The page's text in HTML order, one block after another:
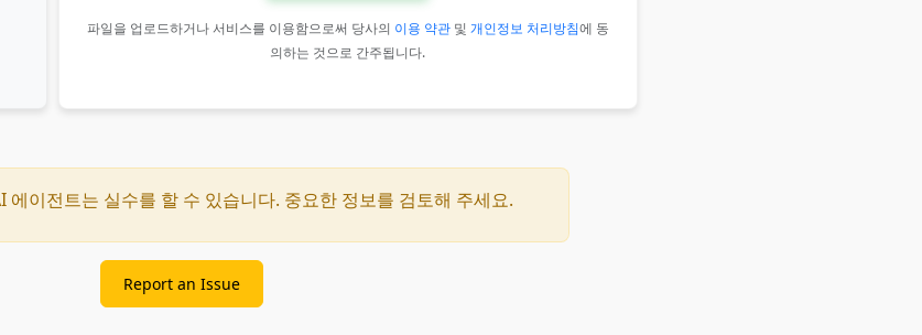
파일을 업로드하거나 서비스를 이용함으로써 당사의 이용 약관및 개인정보 처리방침에 동
의하는 것으로 간주됩니다.
에이전트는 실수를 할 수 있습니다. 중요한 정보를 검토해 주세요.
Report an Issue